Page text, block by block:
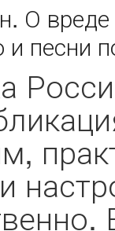
О
и песни